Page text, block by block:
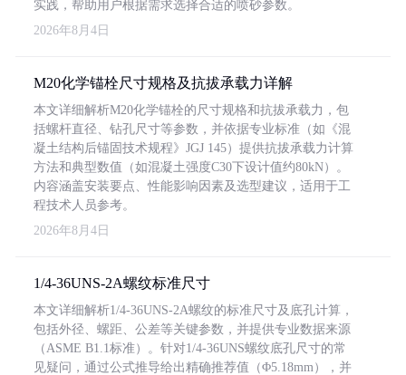
实践，帮助用户根据需求选择合适的喷砂参数。
2026年8月4日
M20化学锚栓尺寸规格及抗拔承载力详解
本文详细解析M20化学锚栓的尺寸规格和抗拔承载力，包
括螺杆直径、钻孔尺寸等参数，并依据专业标准（如《混
凝土结构后锚固技术规程》JGJ 145）提供抗拔承载力计算
方法和典型数值（如混凝土强度C30下设计值约80kN）。
内容涵盖安装要点、性能影响因素及选型建议，适用于工
程技术人员参考。
2026年8月4日
1/4-36UNS-2A螺纹标准尺寸
本文详细解析1/4-36UNS-2A螺纹的标准尺寸及底孔计算，
包括外径、螺距、公差等关键参数，并提供专业数据来源
（ASME B1.1标准）。针对1/4-36UNS螺纹底孔尺寸的常
见疑问，通过公式推导给出精确推荐值（Φ5.18mm），并